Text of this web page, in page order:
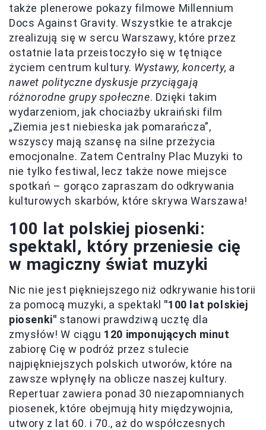
także plenerowe pokazy filmowe Millennium
Docs Against Gravity. Wszystkie te atrakcje
zrealizują się w sercu Warszawy, które przez
ostatnie lata przeistoczyło się w tętniące
życiem centrum kultury. Wystawy, koncerty, a
nawet polityczne dyskusje przyciągają
różnorodne grupy społeczne. Dzięki takim
wydarzeniom, jak chociażby ukraiński film
„Ziemia jest niebieska jak pomarańcza”,
wszyscy mają szansę na silne przeżycia
emocjonalne. Zatem Centralny Plac Muzyki to
nie tylko festiwal, lecz także nowe miejsce
spotkań – gorąco zapraszam do odkrywania
kulturowych skarbów, które skrywa Warszawa!
100 lat polskiej piosenki:
spektakl, który przeniesie cię
w magiczny świat muzyki
Nic nie jest piękniejszego niż odkrywanie historii
za pomocą muzyki, a spektakl "100 lat polskiej
piosenki" stanowi prawdziwą ucztę dla
zmysłów! W ciągu 120 imponujących minut
zabiorę Cię w podróż przez stulecie
najpiękniejszych polskich utworów, które na
zawsze wpłynęły na oblicze naszej kultury.
Repertuar zawiera ponad 30 niezapomnianych
piosenek, które obejmują hity międzywojnia,
utwory z lat 60. i 70., aż do współczesnych